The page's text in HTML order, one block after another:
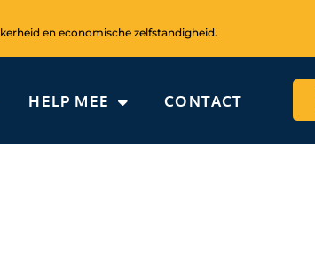
en economische zelfstandigheid.
HELP MEE CONTACT